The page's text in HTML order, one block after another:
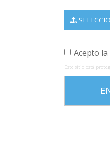
Acepto la
Este sitio está